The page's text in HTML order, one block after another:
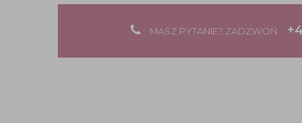
MASZ PYTANIE? ZADZWOŃ